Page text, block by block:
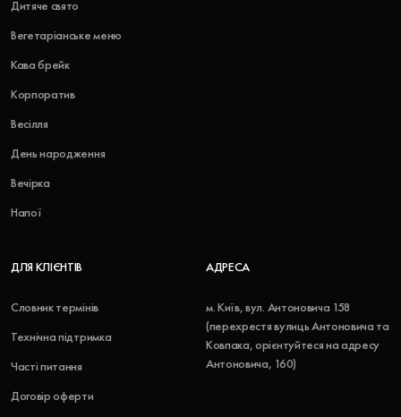
Дитяче свято
Вегетаріанське меню
Кава брейк
Корпоратив
Весілля
День народження
Вечірка
Напої
ДЛЯ КЛІЄНТІВ
Словник термінів
Технічна підтримка
Часті питання
Договір оферти
АДРЕСА
м. Київ, вул. Антоновича 158
(перехрестя вулиць Антоновича та
Ковпака, орієнтуйтеся на адресу
Антоновича, 160)